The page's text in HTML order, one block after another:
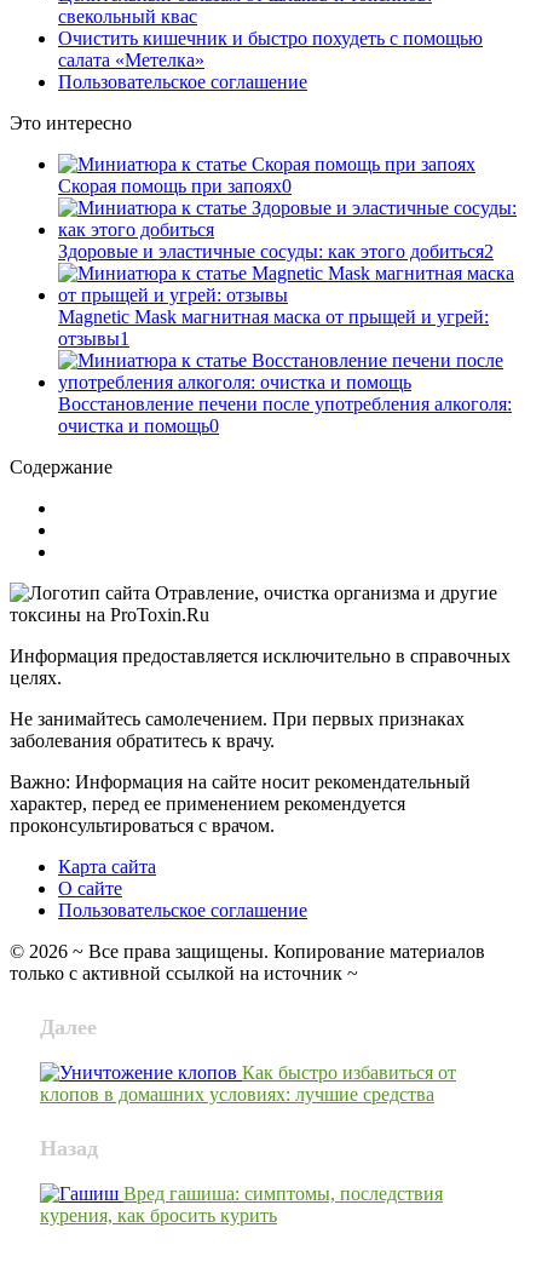
свекольный квас
Очистить кишечник и быстро похудеть с помощью
салата «Метелка»
Пользовательское соглашение
Это интересно
Скорая помощь при запоях0
Здоровые и эластичные сосуды: как этого добиться2
Magnetic Mask магнитная маска от прыщей и угрей:
отзывы1
Восстановление печени после употребления алкоголя:
очистка и помощь0
Содержание
Информация предоставляется исключительно в справочных
целях.
Не занимайтесь самолечением. При первых признаках
заболевания обратитесь к врачу.
Важно: Информация на сайте носит рекомендательный
характер, перед ее применением рекомендуется
проконсультироваться с врачом.
Карта сайта
О сайте
Пользовательское соглашение
© 2026 ~ Все права защищены. Копирование материалов
только с активной ссылкой на источник ~
Далее
Как быстро избавиться от
клопов в домашних условиях: лучшие средства
Назад
Вред гашиша: симптомы, последствия
курения, как бросить курить